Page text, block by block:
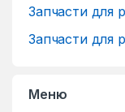
Запчасти для
Запчасти для
Меню